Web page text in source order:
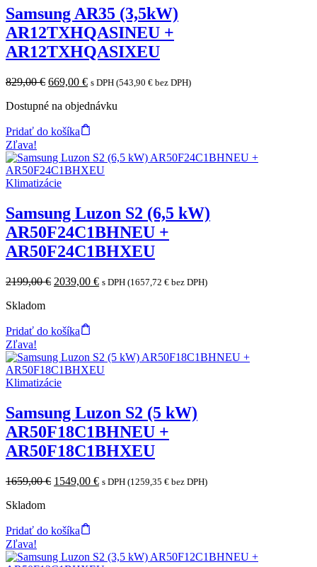
Samsung AR35 (3,5kW)
AR12TXHQASINEU +
AR12TXHQASIXEU
829,00€ Original
was:
669,00 €Current
is:
s DPH (543,90 € bez DPH)
Dostupné na objednávku
Pridať do košíka
Zľava!
Klimatizácie
Samsung Luzon S2 (6,5 kW)
AR50F24C1BHNEU +
AR50F24C1BHXEU
2199,00€ Original
2039,00 €Current
s DPH (1657,72 € bez DPH)
Skladom
Pridať do košíka
Zľava!
Klimatizácie
Samsung Luzon S2 (5 kW)
AR50F18C1BHNEU +
AR50F18C1BHXEU
1659,00€ Original
1549,00 €Current
s DPH (1259,35 € bez DPH)
Skladom
Pridať do košíka
Zľava!